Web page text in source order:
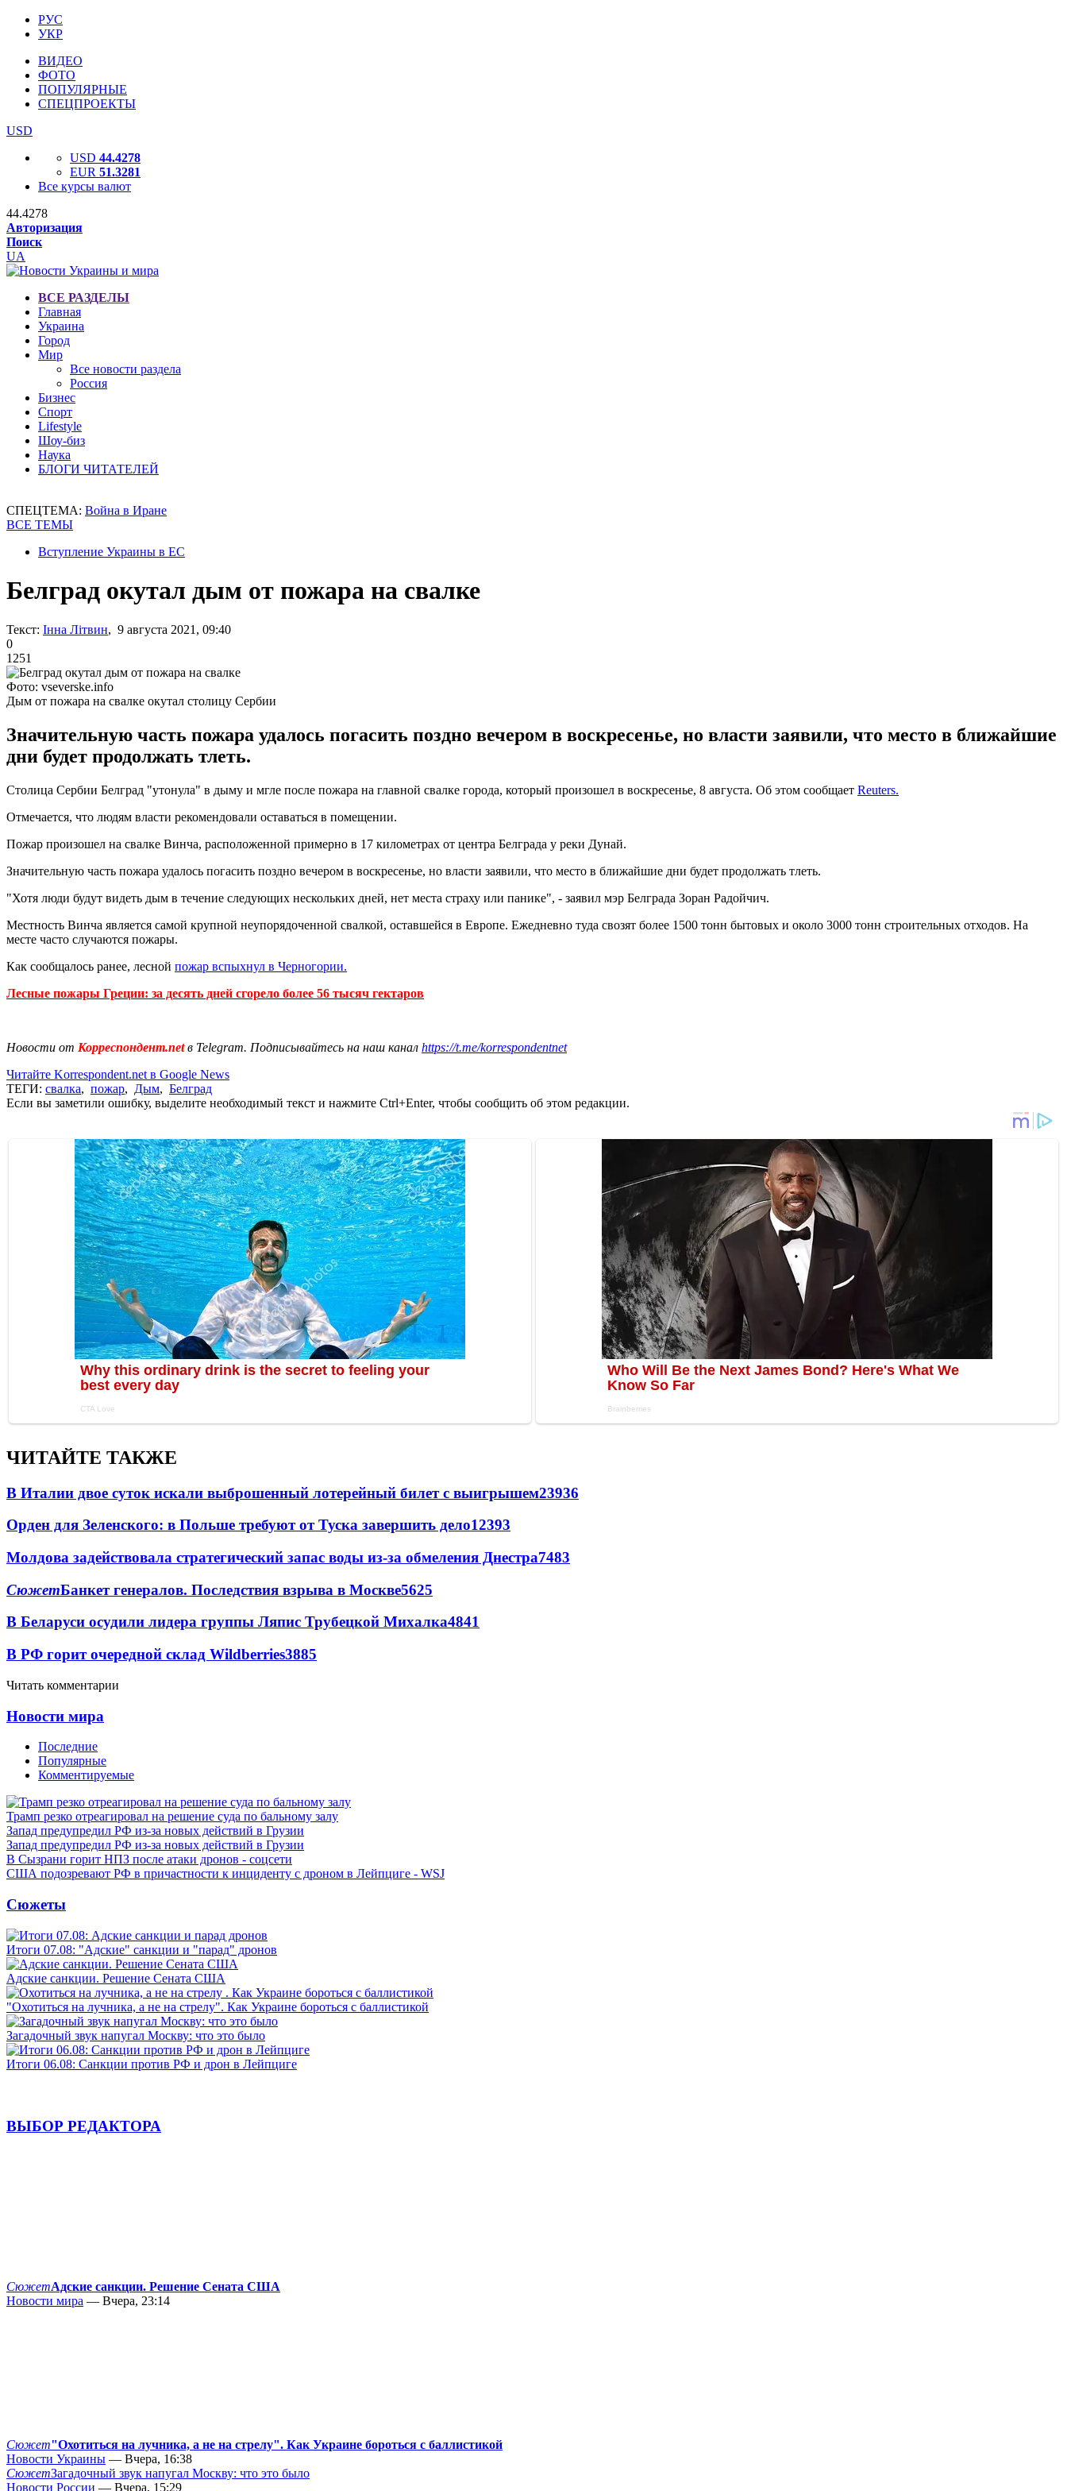
РУС
УКР
ВИДЕО
ФОТО
ПОПУЛЯРНЫЕ
СПЕЦПРОЕКТЫ
USD
USD 44.4278
EUR 51.3281
Все курсы валют
44.4278
Авторизация
Поиск
UA
ВСЕ РАЗДЕЛЫ
Главная
Украина
Город
Мир
Все новости раздела
Россия
Бизнес
Спорт
Lifestyle
Шоу-биз
Наука
БЛОГИ ЧИТАТЕЛЕЙ
СПЕЦТЕМА: Война в Иране
ВСЕ ТЕМЫ
Вступление Украины в ЕС
Белград окутал дым от пожара на свалке
Текст: Інна Літвин, 9 августа 2021, 09:40
0
1251
Фото: vseverske.info
Дым от пожара на свалке окутал столицу Сербии
Значительную часть пожара удалось погасить поздно вечером в воскресенье, но власти заявили, что место в ближайшие
дни будет продолжать тлеть.
Столица Сербии Белград "утонула" в дыму и мгле после пожара на главной свалке города, который произошел в воскресенье, 8 августа. Об этом сообщает Reuters.
Отмечается, что людям власти рекомендовали оставаться в помещении.
Пожар произошел на свалке Винча, расположенной примерно в 17 километрах от центра Белграда у реки Дунай.
Значительную часть пожара удалось погасить поздно вечером в воскресенье, но власти заявили, что место в ближайшие дни будет продолжать тлеть.
"Хотя люди будут видеть дым в течение следующих нескольких дней, нет места страху или панике", - заявил мэр Белграда Зоран Радойчич.
Местность Винча является самой крупной неупорядоченной свалкой, оставшейся в Европе. Ежедневно туда свозят более 1500 тонн бытовых и около 3000 тонн строительных отходов. На
месте часто случаются пожары.
Как сообщалось ранее, лесной пожар вспыхнул в Черногории.
Лесные пожары Греции: за десять дней сгорело более 56 тысяч гектаров
Новости от Корреспондент.netв Telegram. Подписывайтесь на наш канал https://t.me/korrespondentnet
Читайте Korrespondent.net в Google News
ТЕГИ: свалка, пожар, Дым, Белград
Если вы заметили ошибку, выделите необходимый текст и нажмите Ctrl+Enter, чтобы сообщить об этом редакции.
ЧИТАЙТЕ ТАКЖЕ
В Италии двое суток искали выброшенный лотерейный билет с выигрышем23936
Орден для Зеленского: в Польше требуют от Туска завершить дело12393
Молдова задействовала стратегический запас воды из-за обмеления Днестра7483
СюжетБанкет генералов. Последствия взрыва в Москве5625
В Беларуси осудили лидера группы Ляпис Трубецкой Михалка4841
В РФ горит очередной склад Wildberries3885
Читать комментарии
Новости мира
Последние
Популярные
Комментируемые
Трамп резко отреагировал на решение суда по бальному залу
Запад предупредил РФ из-за новых действий в Грузии
Запад предупредил РФ из-за новых действий в Грузии
В Сызрани горит НПЗ после атаки дронов - соцсети
США подозревают РФ в причастности к инциденту с дроном в Лейпциге - WSJ
Сюжеты
Итоги 07.08: "Адские" санкции и "парад" дронов
Адские санкции. Решение Сената США
"Охотиться на лучника, а не на стрелу". Как Украине бороться с баллистикой
Загадочный звук напугал Москву: что это было
Итоги 06.08: Санкции против РФ и дрон в Лейпциге
ВЫБОР РЕДАКТОРА
СюжетАдские санкции. Решение Сената США
Новости мира — Вчера, 23:14
Сюжет"Охотиться на лучника, а не на стрелу". Как Украине бороться с баллистикой
Новости Украины — Вчера, 16:38
СюжетЗагадочный звук напугал Москву: что это было
Новости России — Вчера, 15:29